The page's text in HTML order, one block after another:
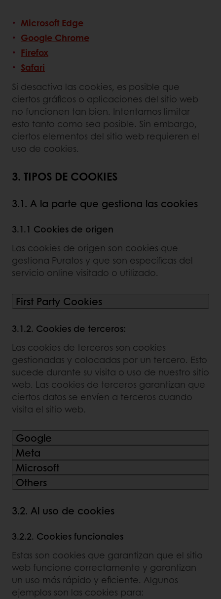
Microsoft Edge
Google Chrome
Firefox
Safari
Si desactiva las cookies, es posible que
ciertos gráficos o aplicaciones del sitio web
no funcionen tan bien. Intentamos limitar
esto tanto como sea posible. Sin embargo,
ciertos elementos del sitio web requieren el
uso de cookies.
3. TIPOS DE COOKIES
3.1. A la parte que gestiona las cookies
3.1.1 Cookies de origen
Las cookies de origen son cookies que
gestiona Puratos y que son específicas del
servicio online visitado o utilizado.
First Party Cookies
3.1.2. Cookies de terceros:
Las cookies de terceros son cookies
gestionadas y colocadas por un tercero. Esto
sucede durante su visita o uso de nuestro sitio
web. Las cookies de terceros garantizan que
ciertos datos se envíen a terceros cuando
visita el sitio web.
Google
Meta
Microsoft
Others
3.2. Al uso de cookies
3.2.2. Cookies funcionales
Estas son cookies que garantizan que el sitio
web funcione correctamente y garantizan
un uso más rápido y eficiente. Algunos
ejemplos son las cookies para: